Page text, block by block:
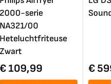
2000-serie
NA321/00
Heteluchtfriteuse
Zwart
€ 109,99 €